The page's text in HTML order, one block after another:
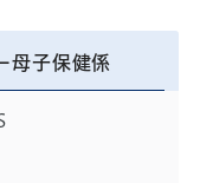
母子保健係